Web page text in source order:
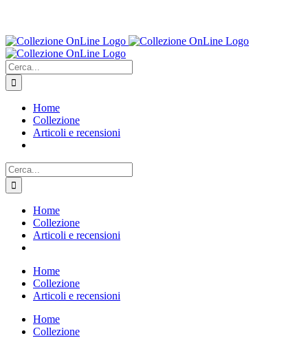
Cerca
per:
Home
Collezione
Articoli e recensioni
Cerca
per:
Home
Collezione
Articoli e recensioni
Home
Collezione
Articoli e recensioni
Home
Collezione